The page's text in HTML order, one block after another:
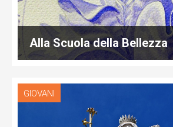
Alla Scuola della Bellezza
GIOVANI